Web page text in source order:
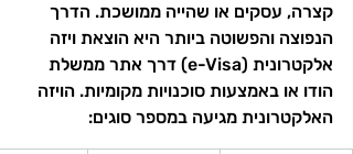
קצרה, עסקים או שהייה ממושכת. הדרך
הנפוצה והפשוטה ביותר היא הוצאת ויזה
אלקטרונית (e-Visa) דרך אתר ממשלת
הודו או באמצעות סוכנויות מקומיות. הויזה
האלקטרונית מגיעה במספר סוגים: